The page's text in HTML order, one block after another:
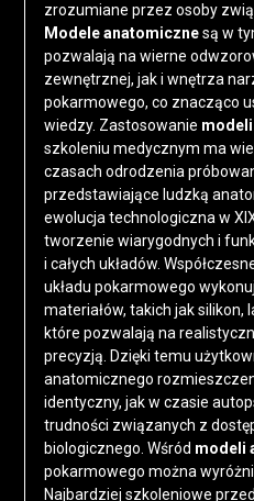
zrozumiane przez osoby
Modele anatomicznesą w
pozwalają na wierne
zewnętrznej, jak i wnętrza
pokarmowego, co znacząco
wiedzy. Zastosowanie
szkoleniu medycznym ma
czasach odrodzenia
przedstawiające ludzką
ewolucja technologiczna w
tworzenie wiarygodnych i
i całych układów.
układu pokarmowego
materiałów, takich jak silikon,
które pozwalają na
precyzją. Dzięki temu
anatomicznego
identyczny, jak w czasie
trudności związanych z
biologicznego. Wśród modeli
pokarmowego można
Najbardziej szkoleniowe